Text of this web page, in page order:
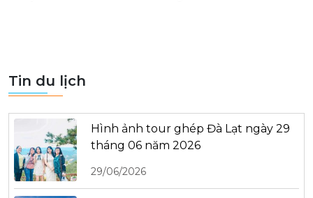
Tin du lịch
Hình ảnh tour ghép Đà Lạt ngày 29
tháng 06 năm 2026
29/06/2026